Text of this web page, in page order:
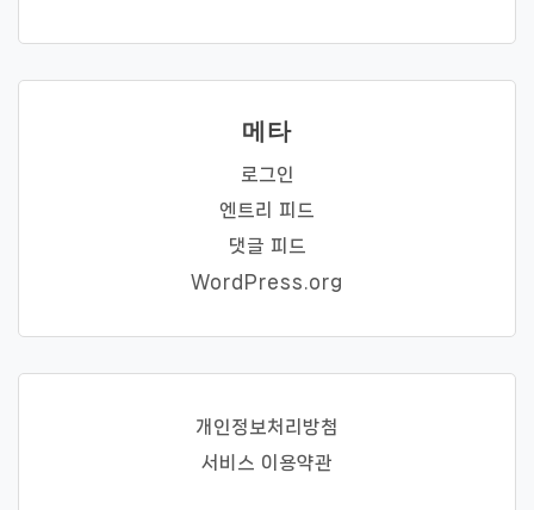
메타
로그인
엔트리 피드
댓글 피드
WordPress.org
개인정보처리방첨
서비스 이용약관